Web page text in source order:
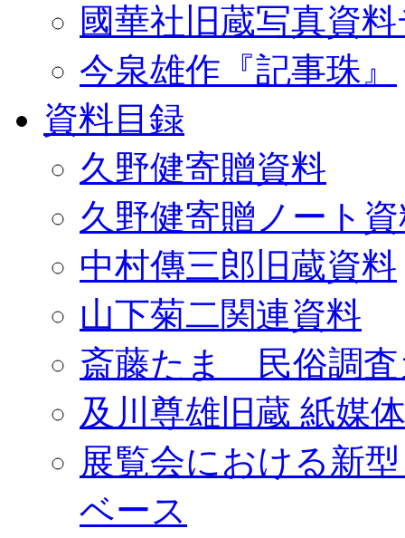
國華社旧蔵写真資
今泉雄作『記事珠』
資料目録
久野健寄贈資料
久野健寄贈ノート
中村傳三郎旧蔵資料
山下菊二関連資料
斎藤たま 民俗調査
及川尊雄旧蔵 紙媒
展覧会における新
ベース